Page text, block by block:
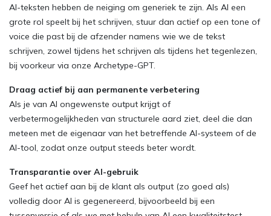
AI-teksten hebben de neiging om generiek te zijn. Als AI een
grote rol speelt bij het schrijven, stuur dan actief op een tone of
voice die past bij de afzender namens wie we de tekst
schrijven, zowel tijdens het schrijven als tijdens het tegenlezen,
bij voorkeur via onze Archetype-GPT.
Draag actief bij aan permanente verbetering
Als je van AI ongewenste output krijgt of
verbetermogelijkheden van structurele aard ziet, deel die dan
meteen met de eigenaar van het betreffende AI-systeem of de
AI-tool, zodat onze output steeds beter wordt.
Transparantie over AI-gebruik
Geef het actief aan bij de klant als output (zo goed als)
volledig door AI is gegenereerd, bijvoorbeeld bij een